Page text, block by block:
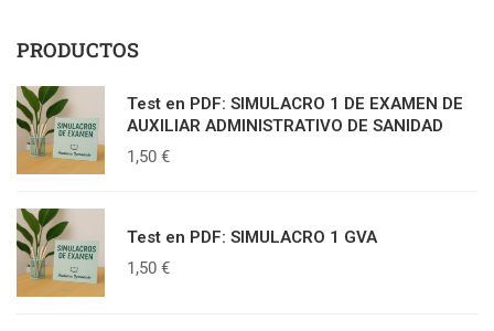
PRODUCTOS
Test en PDF: SIMULACRO 1 DE EXAMEN DE
AUXILIAR ADMINISTRATIVO DE SANIDAD
1,50 €
Test en PDF: SIMULACRO 1 GVA
1,50 €